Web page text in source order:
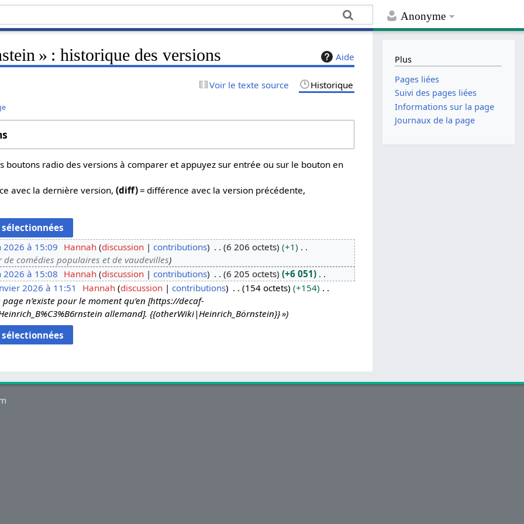
Anonyme
Aide
» : historique des versions
Voir le texte source Historique
boutons radio des versions à comparer et appuyez sur entrée ou sur le bouton en
avec la dernière version,(diff)= différence avec la version précédente,
2026 à 15:09 Hannah discussion contributions 6 206 octets
+1
comédies populaires et de vaudevilles
2026 à 15:08 Hannah discussion contributions 6 205 octets
+6 051
2026 à 11:51 Hannah discussion contributions 154 octets
+154
page n’existe pour le moment qu’en [https://decaf-
allemand]. {{otherWiki|Heinrich_Börnstein}} »
Plus
Pages liées
Suivi des pages liées
Informations sur la page
Journaux de la page